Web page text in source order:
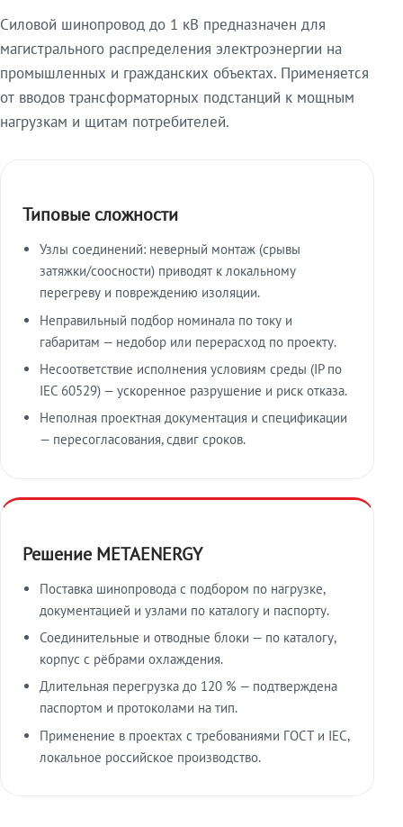
Силовой шинопровод до 1 кВ предназначен для
магистрального распределения электроэнергии на
промышленных и гражданских объектах. Применяется
от вводов трансформаторных подстанций к мощным
нагрузкам и щитам потребителей.
Типовые сложности
Узлы соединений: неверный монтаж (срывы
затяжки/соосности) приводят к локальному
перегреву и повреждению изоляции.
Неправильный подбор номинала по току и
габаритам — недобор или перерасход по проекту.
Несоответствие исполнения условиям среды (IP по
IEC 60529) — ускоренное разрушение и риск отказа.
Неполная проектная документация и спецификации
— пересогласования, сдвиг сроков.
Решение METAENERGY
Поставка шинопровода с подбором по нагрузке,
документацией и узлами по каталогу и паспорту.
Соединительные и отводные блоки — по каталогу,
корпус с рёбрами охлаждения.
Длительная перегрузка до 120 % — подтверждена
паспортом и протоколами на тип.
Применение в проектах с требованиями ГОСТ и IEC,
локальное российское производство.